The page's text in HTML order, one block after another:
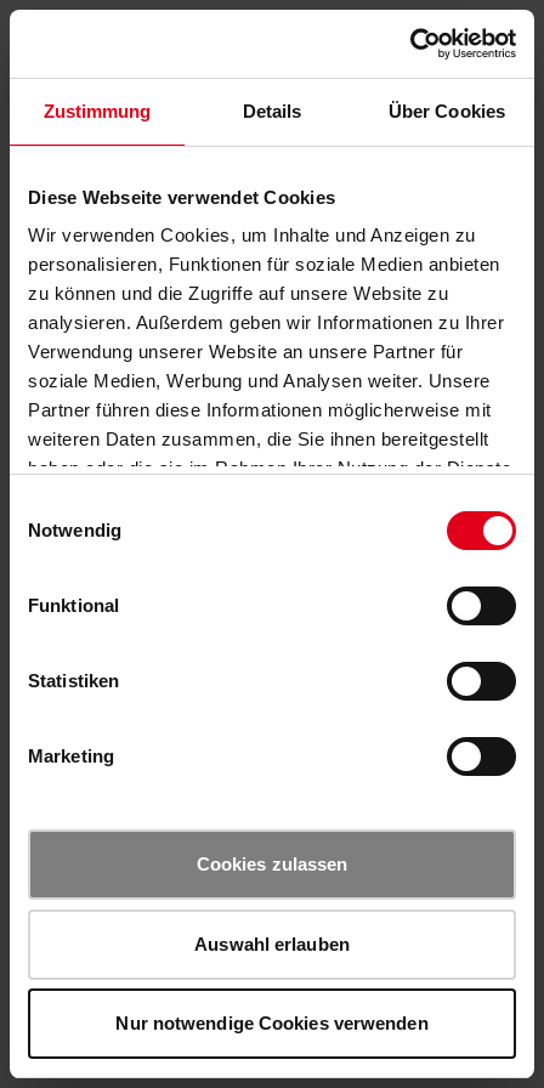
Zustimmung Details Über Cookies
Diese Webseite verwendet Cookies
Wir verwenden Cookies, um Inhalte und Anzeigen zu
personalisieren, Funktionen für soziale Medien anbieten
zu können und die Zugriffe auf unsere Website zu
analysieren. Außerdem geben wir Informationen zu Ihrer
Verwendung unserer Website an unsere Partner für
soziale Medien, Werbung und Analysen weiter. Unsere
Partner führen diese Informationen möglicherweise mit
weiteren Daten zusammen, die Sie ihnen bereitgestellt
haben oder die sie im Rahmen Ihrer Nutzung der Dienste
Notwendig
Funktional
Statistiken
Marketing
Cookies zulassen
Auswahl erlauben
Nur notwendige Cookies verwenden